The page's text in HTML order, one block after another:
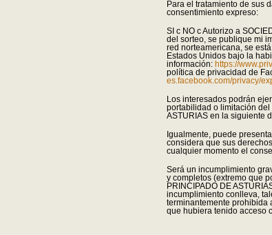
Para el tratamiento de sus
consentimiento expreso:
SI c NO c Autorizo a
del sorteo, se publique mi
red norteamericana, se
Estados Unidos bajo la
información: https://
política de privacidad de
es.facebook.com/privacy/
Los interesados podrán
portabilidad o limitación del
ASTURIAS en la siguiente
Igualmente, puede
considera que sus
cualquier momento el
Será un incumplimiento
y completos (extremo que
PRINCIPADO DE
incumplimiento conlleva,
terminantemente prohibida
que hubiera tenido acceso